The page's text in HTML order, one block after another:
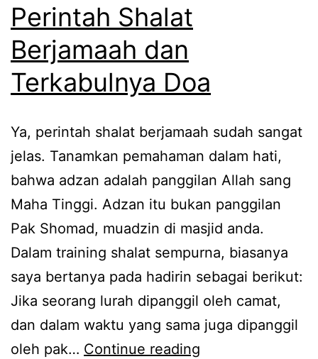
Perintah Shalat
Berjamaah dan
Terkabulnya Doa
Ya, perintah shalat berjamaah sudah sangat
jelas. Tanamkan pemahaman dalam hati,
bahwa adzan adalah panggilan Allah sang
Maha Tinggi. Adzan itu bukan panggilan
Pak Shomad, muadzin di masjid anda.
Dalam training shalat sempurna, biasanya
saya bertanya pada hadirin sebagai berikut:
Jika seorang lurah dipanggil oleh camat,
dan dalam waktu yang sama juga dipanggil
oleh pak… Continue reading